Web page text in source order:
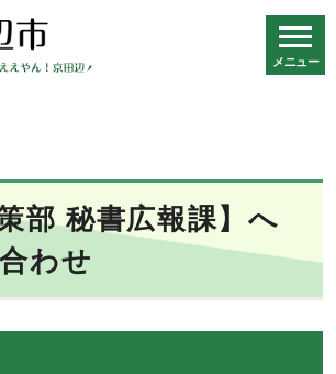
メニュー
部 秘書広報課】へ
わせ